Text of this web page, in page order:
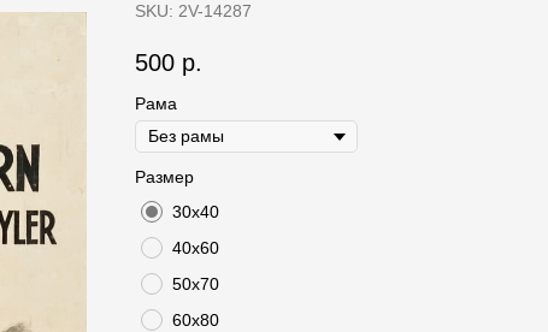
SKU: 2V-14287
500 р.
Рама
Размер
30х40
40х60
50х70
60х80